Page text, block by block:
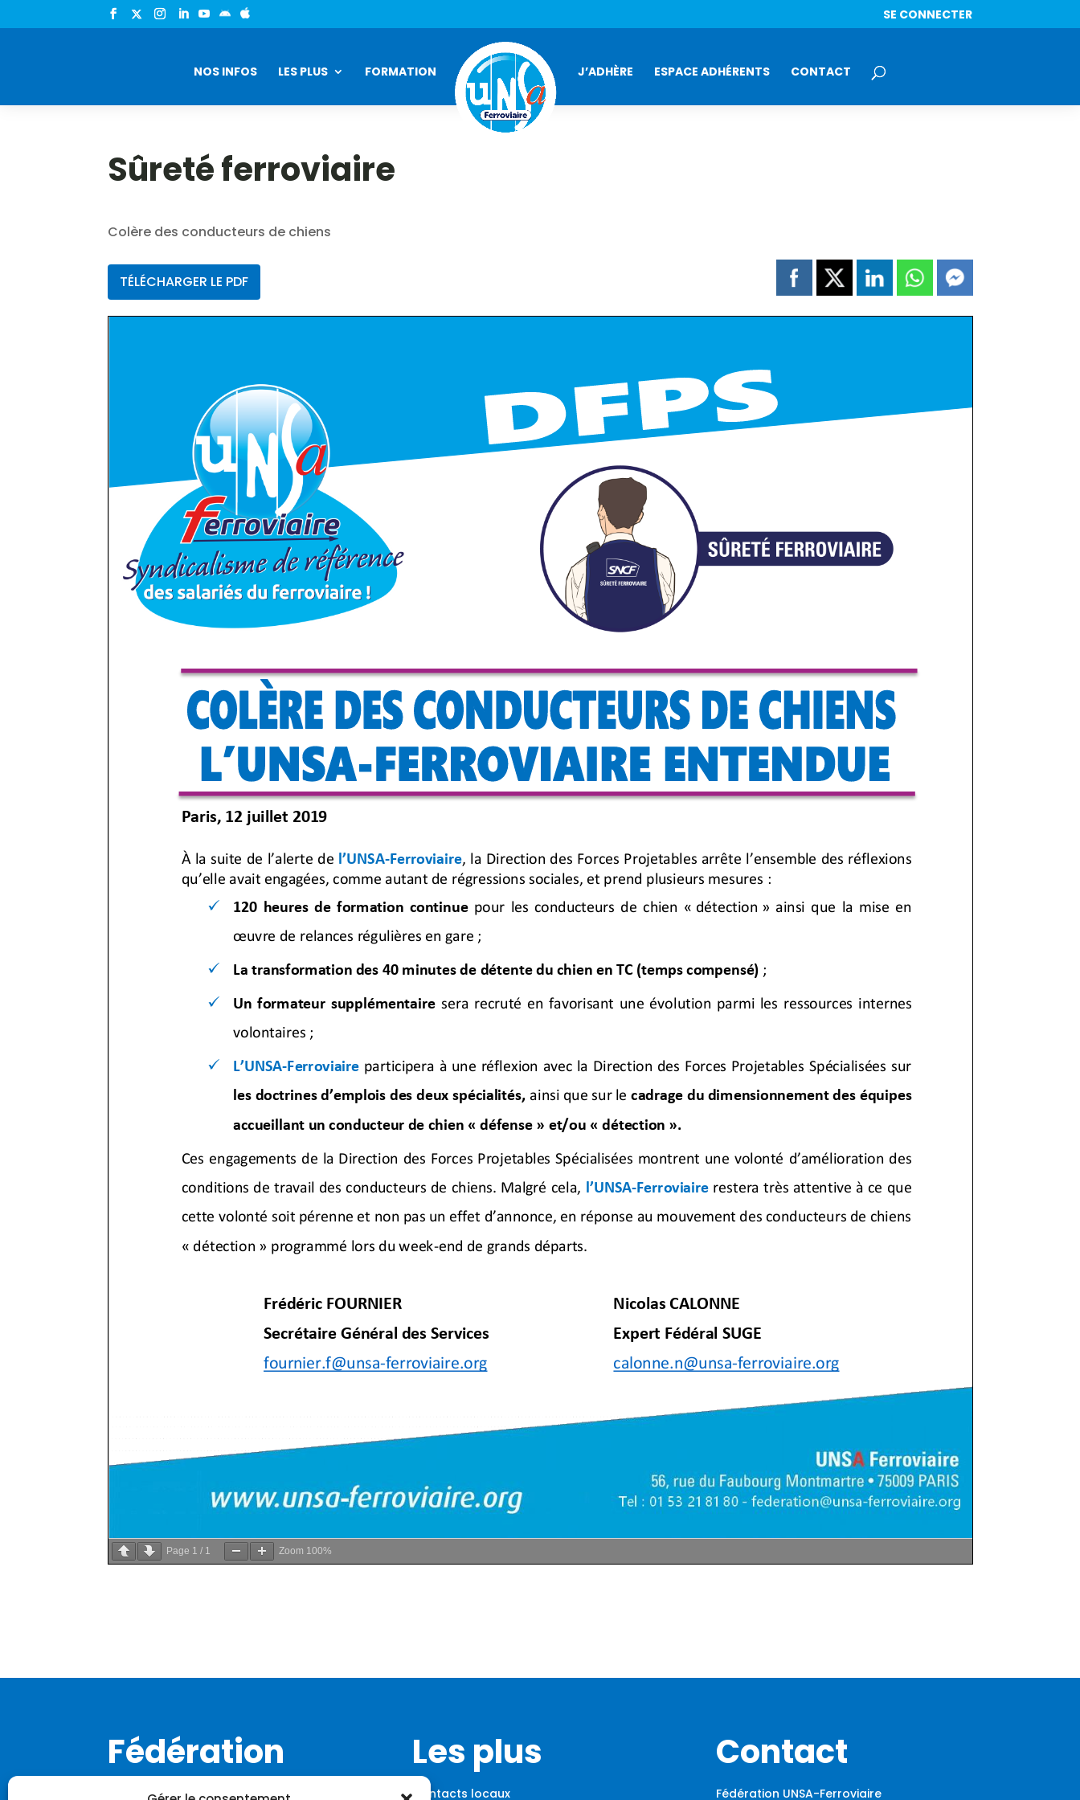
  SE CONNECTER
NOS INFOS LES PLUS FORMATION J’ADHÈRE ESPACE ADHÉRENTS CONTACT
Sûreté ferroviaire
Colère des conducteurs de chiens
TÉLÉCHARGER LE PDF
Page 1 / 1 Zoom 100%
Fédération
Notre histoire
Les plus
Contacts locaux
Contact
Fédération UNSA-Ferroviaire